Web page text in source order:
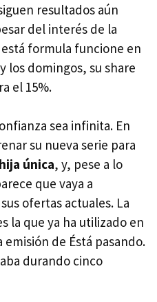
resultados aún
del interés de la
formula funcione en
los domingos, su share
el 15%.
sea infinita. En
su nueva serie para
única, y, pese a lo
que vaya a
ofertas actuales. La
la que ya ha utilizado en
de Éstá pasando.
durando cinco